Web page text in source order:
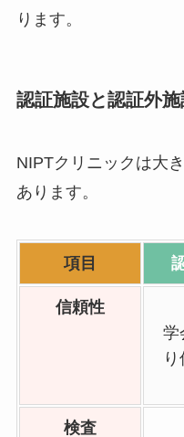
ります。
認証施設と認証外
NIPTクリニックは大
あります。
項目
信頼性
学
検査